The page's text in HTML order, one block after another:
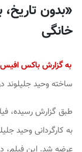
«بدون
خانگی
به گزارش باکس افیس
ساخته وحید
طبق گزارش رسیده،
به کارگردانی وحید